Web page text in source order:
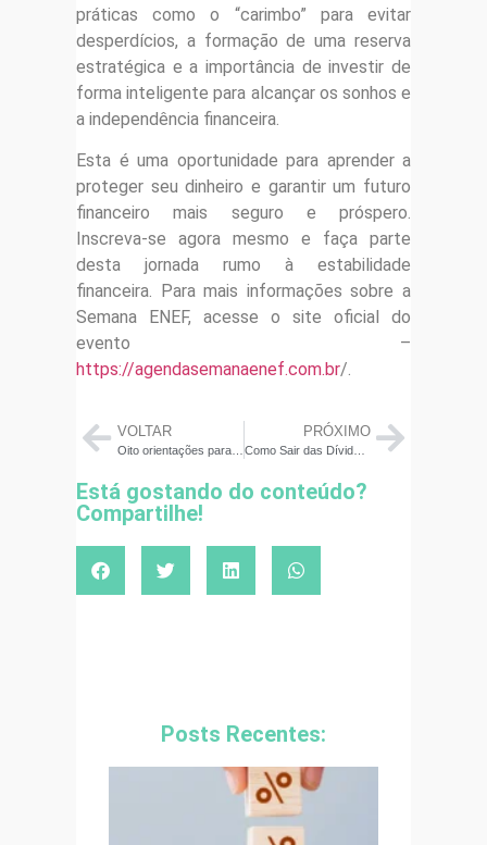
práticas como o “carimbo” para evitar
desperdícios, a formação de uma reserva
estratégica e a importância de investir de
forma inteligente para alcançar os sonhos e
a independência financeira.
Esta é uma oportunidade para aprender a
proteger seu dinheiro e garantir um futuro
financeiro mais seguro e próspero.
Inscreva-se agora mesmo e faça parte
desta jornada rumo à estabilidade
financeira. Para mais informações sobre a
Semana ENEF, acesse o site oficial do
evento –
https://agendasemanaenef.com.br/.
VOLTAR
Oito orientações para presentear no Dia das Mães sem comprometer as finanças
PRÓXIMO
Como Sair das Dívidas: 10 Estratégias para Pequenos Negócios
Está gostando do conteúdo?
Compartilhe!
Posts Recentes: